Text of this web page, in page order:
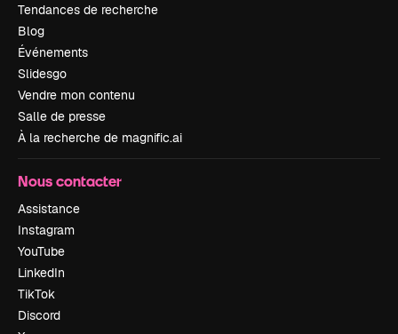
Tendances de recherche
Blog
Événements
Slidesgo
Vendre mon contenu
Salle de presse
À la recherche de magnific.ai
Nous contacter
Assistance
Instagram
YouTube
LinkedIn
TikTok
Discord